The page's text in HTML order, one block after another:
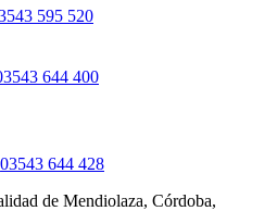
595 520
644 400
03543 644 428
de Mendiolaza, Córdoba,